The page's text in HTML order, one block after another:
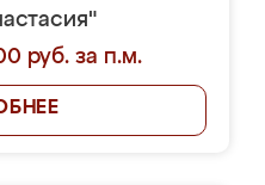
руб. за п.м.